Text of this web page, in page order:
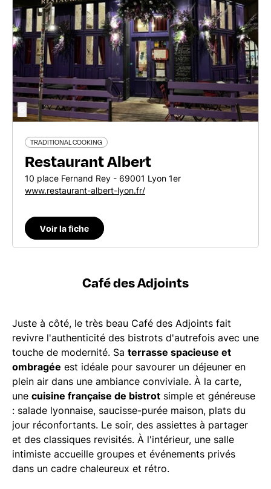
TRADITIONAL COOKING
Restaurant Albert
10 place Fernand Rey - 69001 Lyon 1er
www.restaurant-albert-lyon.fr/
Voir la fiche
Café des Adjoints
Juste à côté, le très beau Café des Adjoints fait
revivre l'authenticité des bistrots d'autrefois avec une
touche de modernité. Sa terrasse spacieuse et
ombragée est idéale pour savourer un déjeuner en
plein air dans une ambiance conviviale. À la carte,
une cuisine française de bistrot simple et généreuse
: salade lyonnaise, saucisse-purée maison, plats du
jour réconfortants. Le soir, des assiettes à partager
et des classiques revisités. À l'intérieur, une salle
intimiste accueille groupes et événements privés
dans un cadre chaleureux et rétro.